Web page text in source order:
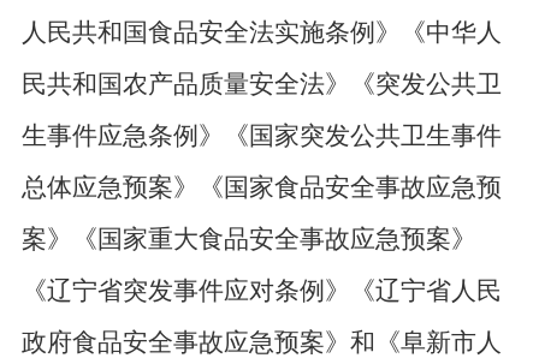
人民共和国食品安全法实施条例》《中华人
民共和国农产品质量安全法》《突发公共卫
生事件应急条例》《国家突发公共卫生事件
总体应急预案》《国家食品安全事故应急预
案》《国家重大食品安全事故应急预案》
《辽宁省突发事件应对条例》《辽宁省人民
政府食品安全事故应急预案》和《阜新市人